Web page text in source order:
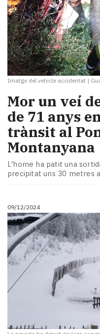
Imatge del vehicle accidentat |
Mor un veí
de 71 anys
trànsit al
Montanyana
L'home ha patit una
precipitat uns 30 metres
09/12/2024